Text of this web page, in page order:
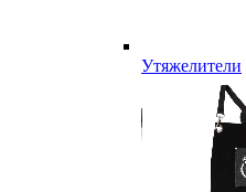
Утяжелители